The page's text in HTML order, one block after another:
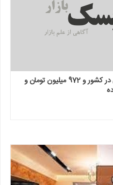
متوسط فروش یک واحد مسکن در کشور و 972 میلیون تومان و